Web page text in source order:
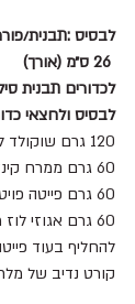
לבסיס :תבנית/פורמה
לכדורים תבנית
לבסיס ולחצאי
120 גרם שוקולד לבן מומס
60 גרם ממרח קינדר/פרלינה/נוגט
60 גרם פייטה פויטין או שבבי גביעי גלידה פריכים
60 גרם אגוזי
להחליף בעוד
קורט נדיב של